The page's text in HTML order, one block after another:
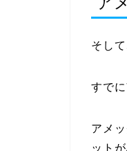
そし
すで
アメ
ット